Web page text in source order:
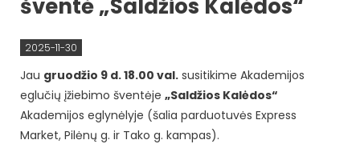
šventė „Saldžios Kalėdos“
2025-11-30
Jau gruodžio 9 d. 18.00 val. susitikime Akademijos
eglučių įžiebimo šventėje „Saldžios Kalėdos“
Akademijos eglynėlyje (šalia parduotuvės Express
Market, Pilėnų g. ir Tako g. kampas).